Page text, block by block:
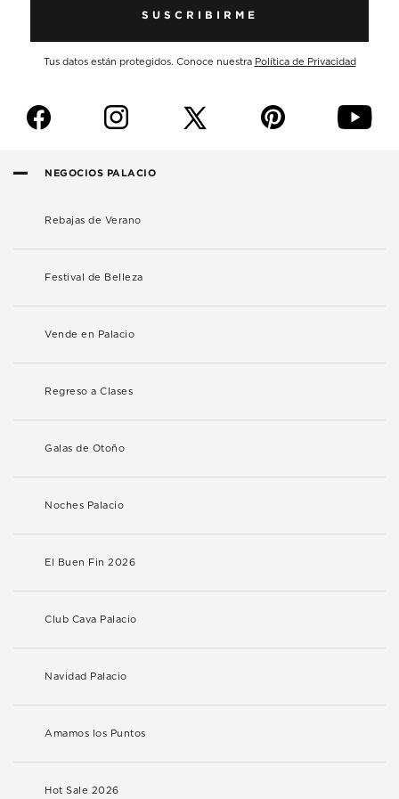
SUSCRIBIRME
Tus datos están protegidos. Conoce nuestra Política de Privacidad
f i p y
NEGOCIOS PALACIO
Rebajas de Verano
Festival de Belleza
Vende en Palacio
Regreso a Clases
Galas de Otoño
Noches Palacio
El Buen Fin 2026
Club Cava Palacio
Navidad Palacio
Amamos los Puntos
Hot Sale 2026